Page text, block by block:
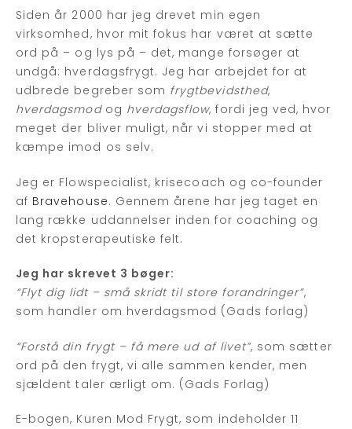
Siden år 2000 har jeg drevet min egen
virksomhed, hvor mit fokus har været at sætte
ord på – og lys på – det, mange forsøger at
undgå: hverdagsfrygt. Jeg har arbejdet for at
udbrede begreber som frygtbevidsthed,
hverdagsmodog hverdagsflow, fordi jeg ved, hvor
meget der bliver muligt, når vi stopper med at
kæmpe imod os selv.
Jeg er Flowspecialist, krisecoach og co-founder
af Bravehouse. Gennem årene har jeg taget en
lang række uddannelser inden for coaching og
det kropsterapeutiske felt.
Jeg har skrevet 3 bøger:
“Flyt dig lidt – små skridt til store forandringer”,
som handler om hverdagsmod (Gads forlag)
“Forstå din frygt – få mere ud af livet”, som sætter
ord på den frygt, vi alle sammen kender, men
sjældent taler ærligt om. (Gads Forlag)
E-bogen, Kuren Mod Frygt, som indeholder 11